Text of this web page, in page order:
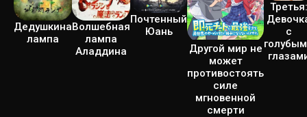
Дедушкина
лампа
Волшебная
лампа
Аладдина
Почтенный
Юань
Другой мир не
может
противостоять
силе
мгновенной
смерти
Третья:
с